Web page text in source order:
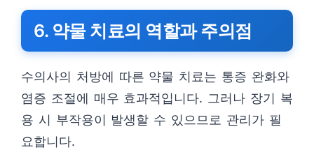
6. 약물 치료의 역할과 주의점
수의사의 처방에 따른 약물 치료는 통증 완화와
염증 조절에 매우 효과적입니다. 그러나 장기 복
용 시 부작용이 발생할 수 있으므로 관리가 필
요합니다.